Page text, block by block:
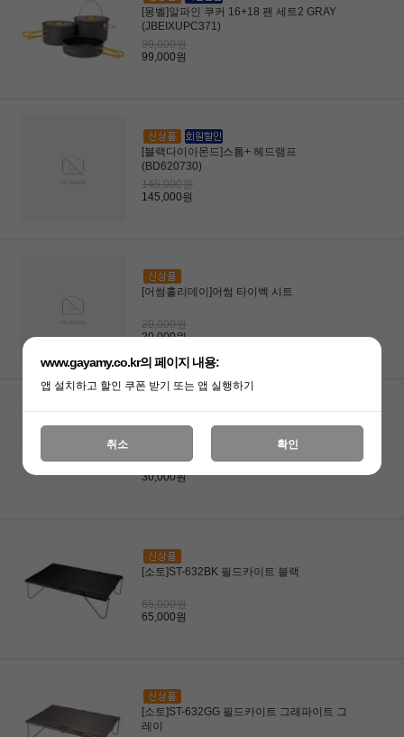
[몽벨]알파인 쿠커 16+18 팬 세트2 GRAY
(JBEIXUPC371)
99,000원
99,000원
[블랙다이아몬드]스톰+ 헤드램프
(BD620730)
145,000원
145,000원
[어썸홀리데이]어썸 타이벡 시트
20,000원
20,000원
[스노우라인]티타늄 소주컵 세트 (2개입)
30,000원
30,000원
[소토]ST-632BK 필드카이트 블랙
65,000원
65,000원
[소토]ST-632GG 필드카이트 그래파이트 그
레이
www.gayamy.co.kr의 페이지 내용:
앱 설치하고 할인 쿠폰 받기 또는 앱 실행하기
취소 확인